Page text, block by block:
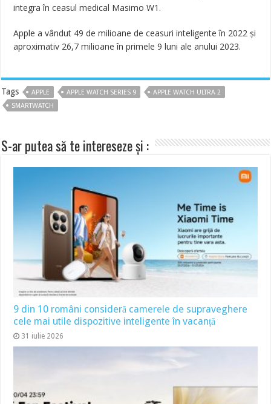
integra în ceasul medical Masimo W1.
Apple a vândut 49 de milioane de ceasuri inteligente în 2022 și
aproximativ 26,7 milioane în primele 9 luni ale anului 2023.
Tags APPLE APPLE WATCH SERIES 9
APPLE WATCH ULTRA 2
SMARTWATCH
S-ar putea să te intereseze și :
9 din 10 români consideră camerele de supraveghere
cele mai utile dispozitive inteligente în vacanță
31 iulie 2026